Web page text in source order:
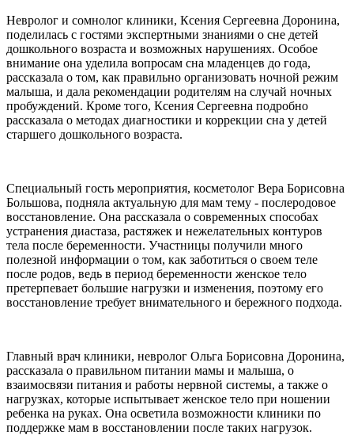
Невролог и сомнолог клиники, Ксения Сергеевна Доронина,
поделилась с гостями экспертными знаниями о сне детей
дошкольного возраста и возможных нарушениях. Особое
внимание она уделила вопросам сна младенцев до года,
рассказала о том, как правильно организовать ночной режим
малыша, и дала рекомендации родителям на случай ночных
пробуждений. Кроме того, Ксения Сергеевна подробно
рассказала о методах диагностики и коррекции сна у детей
старшего дошкольного возраста.
Специальный гость мероприятия, косметолог Вера Борисовна
Большова, подняла актуальную для мам тему - послеродовое
восстановление. Она рассказала о современных способах
устранения диастаза, растяжек и нежелательных контуров
тела после беременности. Участницы получили много
полезной информации о том, как заботиться о своем теле
после родов, ведь в период беременности женское тело
претерпевает большие нагрузки и изменения, поэтому его
восстановление требует внимательного и бережного подхода.
Главный врач клиники, невролог Ольга Борисовна Доронина,
рассказала о правильном питании мамы и малыша, о
взаимосвязи питания и работы нервной системы, а также о
нагрузках, которые испытывает женское тело при ношении
ребенка на руках. Она осветила возможности клиники по
поддержке мам в восстановлении после таких нагрузок.